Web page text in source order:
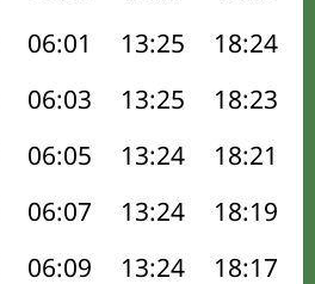
06:01 13:25 18:24
06:03 13:25 18:23
06:05 13:24 18:21
06:07 13:24 18:19
06:09 13:24 18:17